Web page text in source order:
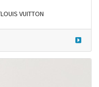
VUITTON